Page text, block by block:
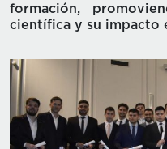
formación,
científica y su impacto